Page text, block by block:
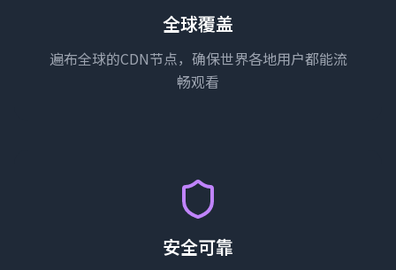
全球覆盖
遍布全球的CDN节点，确保世界各地用户都能流
畅观看
安全可靠